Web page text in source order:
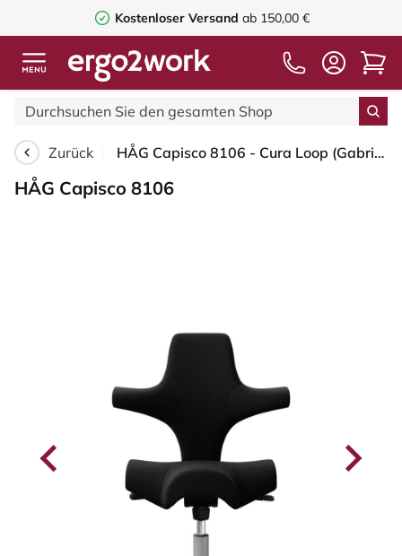
Kostenloser Versand ab 150,00 €
Zurück HÅG Capisco 8106 - Cura Loop (Gabriel) - Recyceltes Polyester - CLP60999 Black - Silber - 150mm (Sitzhöhe 40-55cm) - Harte Rollen für weiche Böden
HÅG Capisco 8106